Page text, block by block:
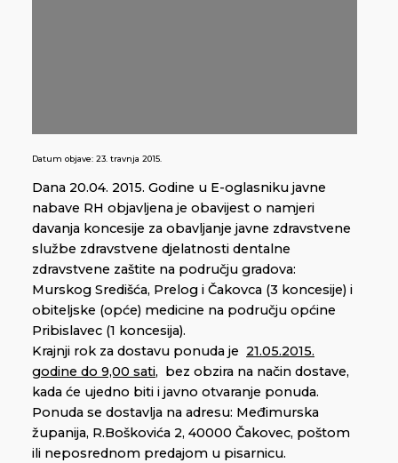
Datum objave: 23. travnja 2015.
Dana 20.04. 2015. Godine u E-oglasniku javne
nabave RH objavljena je obavijest o namjeri
davanja koncesije za obavljanje javne zdravstvene
službe zdravstvene djelatnosti dentalne
zdravstvene zaštite na području gradova:
Murskog Središća, Prelog i Čakovca (3 koncesije) i
obiteljske (opće) medicine na području općine
Pribislavec (1 koncesija).
Krajnji rok za dostavu ponuda je 21.05.2015.
godine do 9,00 sati, bez obzira na način dostave,
kada će ujedno biti i javno otvaranje ponuda.
Ponuda se dostavlja na adresu: Međimurska
županija, R.Boškovića 2, 40000 Čakovec, poštom
ili neposrednom predajom u pisarnicu.